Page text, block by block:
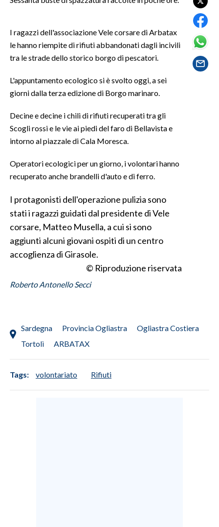
SPORT IN SARDEGNA
RISULTATI E CLASSIFICHE
CALCIO REGIONALE
BASKET
MOTORI
TENNIS
CULTURA
SPETTACOLI
SALUTE
SARDI NEL MONDO
#CARAUNIONE
I ragazzi dell'associazione Vele corsare di Arbatax
le hanno riempite di rifiuti abbandonati dagli incivili
tra le strade dello storico borgo di pescatori.
L'appuntamento ecologico si è svolto oggi, a sei
giorni dalla terza edizione di Borgo marinaro.
Decine e decine i chili di rifiuti recuperati tra gli
Scogli rossi e le vie ai piedi del faro di Bellavista e
intorno al piazzale di Cala Moresca.
Operatori ecologici per un giorno, i volontari hanno
recuperato anche brandelli d'auto e di ferro.
I protagonisti dell'operazione pulizia sono
stati i ragazzi guidati dal presidente di Vele
corsare, Matteo Musella, a cui si sono
aggiunti alcuni giovani ospiti di un centro
accoglienza di Girasole.
© Riproduzione riservata
Roberto Antonello Secci
Sardegna Provincia Ogliastra
Ogliastra Costiera
Tortolì
ARBATAX
Tags: volontariato Rifiuti